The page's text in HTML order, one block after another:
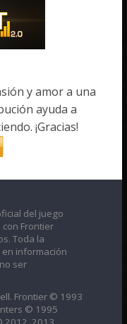
y amor a una
ayuda a
¡Gracias!
del juego
Frontier
Toda la
información
ser
Frontier © 1993
© 1995